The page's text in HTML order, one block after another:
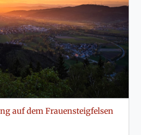
auf dem Frauensteigfelsen